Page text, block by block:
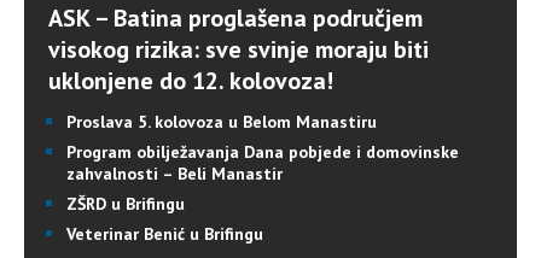
ASK – Batina proglašena područjem
visokog rizika: sve svinje moraju biti
uklonjene do 12. kolovoza!
Proslava 5. kolovoza u Belom Manastiru
Program obilježavanja Dana pobjede i domovinske
zahvalnosti – Beli Manastir
ZŠRD u Brifingu
Veterinar Benić u Brifingu